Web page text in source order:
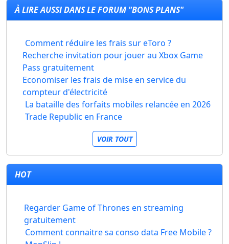
À LIRE AUSSI DANS LE FORUM "BONS PLANS"
Comment réduire les frais sur eToro ?
Recherche invitation pour jouer au Xbox Game
Pass gratuitement
Economiser les frais de mise en service du
compteur d'électricité
La bataille des forfaits mobiles relancée en 2026
Trade Republic en France
VOIR TOUT
HOT
Regarder Game of Thrones en streaming
gratuitement
Comment connaitre sa conso data Free Mobile ?